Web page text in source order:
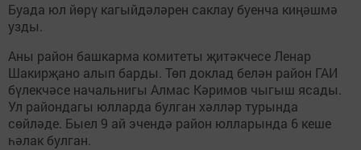
Буада юл йөрү кагыйдәләрен саклау буенча киңәшмә
узды.
Аны район башкарма комитеты җитәкчесе Ленар
Шакирҗано алып барды. Төп доклад белән район ГАИ
бүлекчәсе начальнигы Алмас Кәримов чыгыш ясады.
Ул райондагы юлларда булган хәлләр турында
сөйләде. Быел 9 ай эчендә район юлларында 6 кеше
һәлак булган.